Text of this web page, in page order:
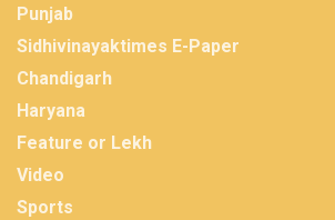
Punjab
Sidhivinayaktimes E-Paper
Chandigarh
Haryana
Feature or Lekh
Video
Sports